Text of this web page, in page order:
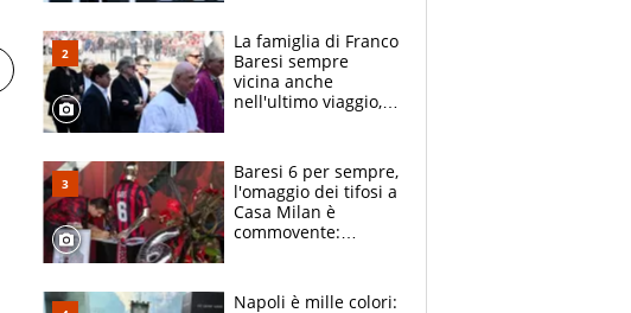
La famiglia di Franco
Baresi sempre
vicina anche
nell'ultimo viaggio,
circondati
dall'affetto dei tifosi
Baresi 6 per sempre,
l'omaggio dei tifosi a
Casa Milan è
commovente:
bigliettini
Napoli è mille colori: